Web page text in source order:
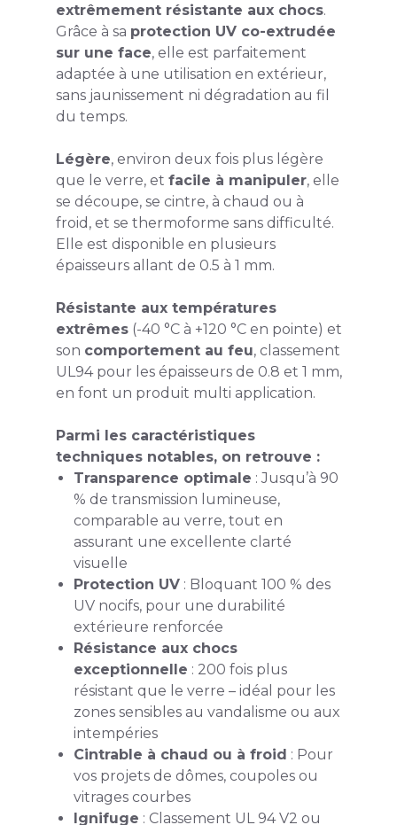
extrêmement résistante aux chocs.
Grâce à sa protection UV co-extrudée
sur une face, elle est parfaitement
adaptée à une utilisation en extérieur,
sans jaunissement ni dégradation au fil
du temps.
Légère, environ deux fois plus légère
que le verre, et facile à manipuler, elle
se découpe, se cintre, à chaud ou à
froid, et se thermoforme sans difficulté.
Elle est disponible en plusieurs
épaisseurs allant de 0.5 à 1 mm.
Résistante aux températures
extrêmes(-40 °C à +120 °C en pointe) et
son comportement au feu, classement
UL94 pour les épaisseurs de 0.8 et 1 mm,
en font un produit multi application.
Parmi les caractéristiques
techniques notables, on retrouve :
Transparence optimale : Jusqu’à 90
% de transmission lumineuse,
comparable au verre, tout en
assurant une excellente clarté
visuelle
Protection UV: Bloquant 100 % des
UV nocifs, pour une durabilité
extérieure renforcée
Résistance aux chocs
exceptionnelle : 200 fois plus
résistant que le verre – idéal pour les
zones sensibles au vandalisme ou aux
intempéries
Cintrable à chaud ou à froid : Pour
vos projets de dômes, coupoles ou
vitrages courbes
Ignifuge : Classement UL 94 V2 ou